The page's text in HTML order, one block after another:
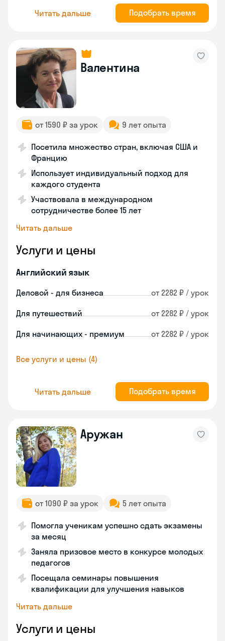
Читать дальше Подобрать время
Валентина
от 1590 ₽ за урок 9 лет опыта
Посетила множество стран, включая США и
Францию
Использует индивидуальный подход для
каждого студента
Участвовала в международном
сотрудничестве более 15 лет
Читать дальше
Услуги и цены
Английский язык
Деловой - для бизнеса от 2282 ₽ / урок
Для путешествий от 2282 ₽ / урок
Для начинающих - премиум от 2282 ₽ / урок
Все услуги и цены (4)
Читать дальше Подобрать время
Аружан
от 1090 ₽ за урок 5 лет опыта
Помогла ученикам успешно сдать экзамены
за месяц
Заняла призовое место в конкурсе молодых
педагогов
Посещала семинары повышения
квалификации для улучшения навыков
Читать дальше
Услуги и цены